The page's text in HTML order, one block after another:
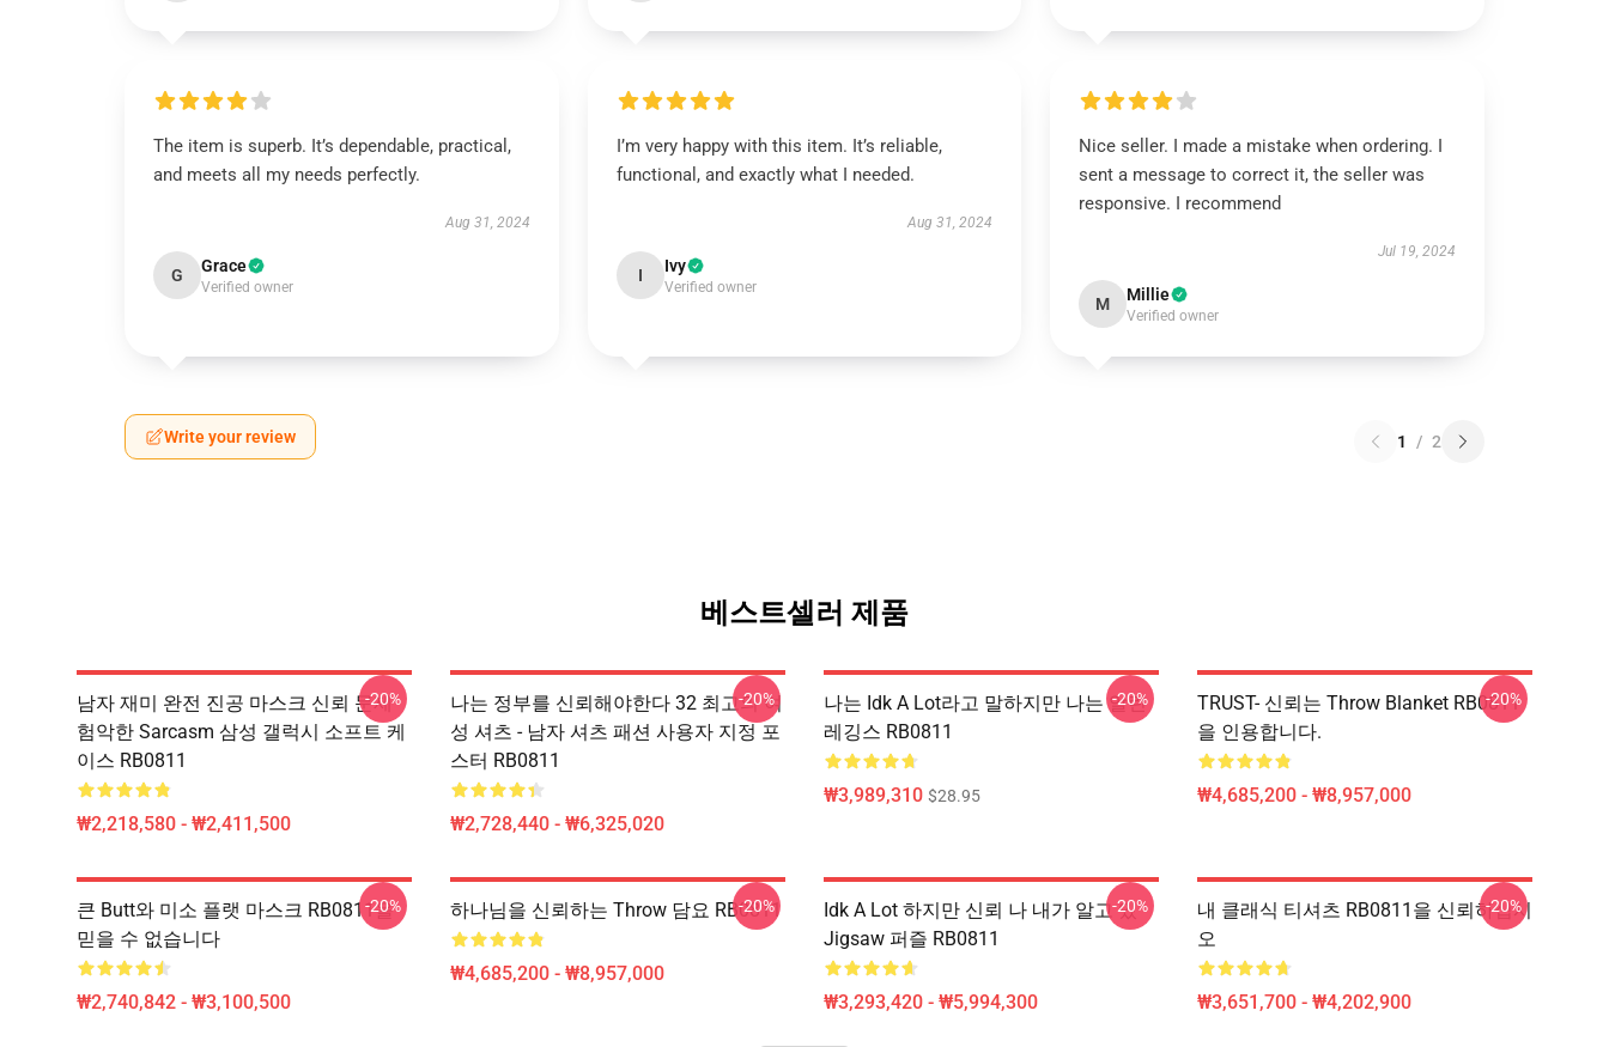
The item is superb. It’s dependable, practical,
and meets all my needs perfectly.
Aug 31, 2024
G Grace
Verified owner
I’m very happy with this item. It’s reliable,
functional, and exactly what I needed.
Aug 31, 2024
I Ivy
Verified owner
Nice seller. I made a mistake when ordering. I
sent a message to correct it, the seller was
responsive. I recommend
Jul 19, 2024
M Millie
Verified owner
Write your review 1 / 2
베스트셀러 제품
남자 재미 완전 진공 마스크 신뢰 문제
험악한 Sarcasm 삼성 갤럭시 소프트 케
이스 RB0811
₩2,218,580 - ₩2,411,500
-20%
나는 정부를 신뢰해야한다 32 최고의 여
성 셔츠 - 남자 셔츠 패션 사용자 지정 포
스터 RB0811
₩2,728,440 - ₩6,325,020
-20%
나는 Idk A Lot라고 말하지만 나는 알린
레깅스 RB0811
₩3,989,310 $28.95
-20%
TRUST- 신뢰는 Throw Blanket RB0811
을 인용합니다.
₩4,685,200 - ₩8,957,000
-20%
큰 Butt와 미소 플랫 마스크 RB0811을
믿을 수 없습니다
₩2,740,842 - ₩3,100,500
-20% 하나님을 신뢰하는 Throw 담요 RB0811
₩4,685,200 - ₩8,957,000
-20%
Idk A Lot 하지만 신뢰 나 내가 알고 있
Jigsaw 퍼즐 RB0811
₩3,293,420 - ₩5,994,300
-20%
내 클래식 티셔츠 RB0811을 신뢰하십시
오
₩3,651,700 - ₩4,202,900
-20%